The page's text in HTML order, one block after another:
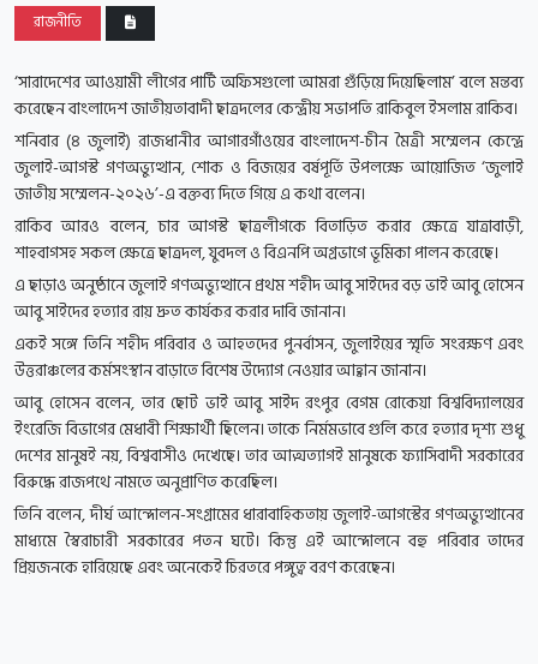
রাজনীতি
‘সারাদেশের আওয়ামী লীগের পার্টি অফিসগুলো আমরা গুঁড়িয়ে দিয়েছিলাম’ বলে মন্তব্য
করেছেন বাংলাদেশ জাতীয়তাবাদী ছাত্রদলের কেন্দ্রীয় সভাপতি রাকিবুল ইসলাম রাকিব।
শনিবার (৪ জুলাই) রাজধানীর আগারগাঁওয়ের বাংলাদেশ-চীন মৈত্রী সম্মেলন কেন্দ্রে
জুলাই-আগস্ট গণঅভ্যুত্থান, শোক ও বিজয়ের বর্ষপূর্তি উপলক্ষে আয়োজিত ‘জুলাই
জাতীয় সম্মেলন-২০২৬’-এ বক্তব্য দিতে গিয়ে এ কথা বলেন।
রাকিব আরও বলেন, চার আগস্ট ছাত্রলীগকে বিতাড়িত করার ক্ষেত্রে যাত্রাবাড়ী,
শাহবাগসহ সকল ক্ষেত্রে ছাত্রদল, যুবদল ও বিএনপি অগ্রভাগে ভূমিকা পালন করেছে।
এ ছাড়াও অনুষ্ঠানে জুলাই গণঅভ্যুত্থানে প্রথম শহীদ আবু সাইদের বড় ভাই আবু হোসেন
আবু সাইদের হত্যার রায় দ্রুত কার্যকর করার দাবি জানান।
একই সঙ্গে তিনি শহীদ পরিবার ও আহতদের পুনর্বাসন, জুলাইয়ের স্মৃতি সংরক্ষণ এবং
উত্তরাঞ্চলের কর্মসংস্থান বাড়াতে বিশেষ উদ্যোগ নেওয়ার আহ্বান জানান।
আবু হোসেন বলেন, তার ছোট ভাই আবু সাইদ রংপুর বেগম রোকেয়া বিশ্ববিদ্যালয়ের
ইংরেজি বিভাগের মেধাবী শিক্ষার্থী ছিলেন। তাকে নির্মমভাবে গুলি করে হত্যার দৃশ্য শুধু
দেশের মানুষই নয়, বিশ্ববাসীও দেখেছে। তার আত্মত্যাগই মানুষকে ফ্যাসিবাদী সরকারের
বিরুদ্ধে রাজপথে নামতে অনুপ্রাণিত করেছিল।
তিনি বলেন, দীর্ঘ আন্দোলন-সংগ্রামের ধারাবাহিকতায় জুলাই-আগস্টের গণঅভ্যুত্থানের
মাধ্যমে স্বৈরাচারী সরকারের পতন ঘটে। কিন্তু এই আন্দোলনে বহু পরিবার তাদের
প্রিয়জনকে হারিয়েছে এবং অনেকেই চিরতরে পঙ্গুত্ব বরণ করেছেন।